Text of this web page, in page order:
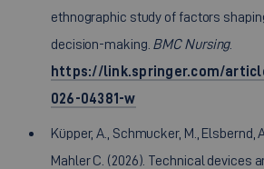
ethnographic study of factors
decision-making. BMC Nursing.
https://link.springer.com/
026-04381-w
Küpper, A., Schmucker, M., Elsbernd,
Mahler C. (2026). Technical devices